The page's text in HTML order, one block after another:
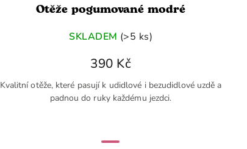
Otěže pogumované modré
SKLADEM (>5 ks)
390 Kč
Kvalitní otěže, které pasují k udidlové i bezudidlové uzdě a
padnou do ruky každému jezdci.